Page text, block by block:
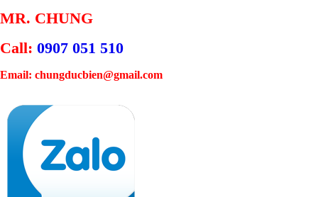
MR. CHUNG
Call: 0907 051 510
Email: chungducbien@gmail.com